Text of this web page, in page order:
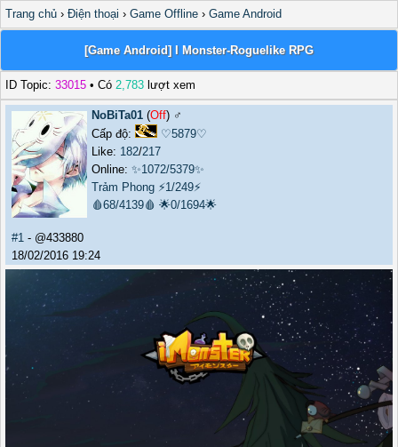
Trang chủ › Điện thoại › Game Offline › Game Android
[Game Android] I Monster-Roguelike RPG
ID Topic: 33015 • Có 2,783 lượt xem
NoBiTa01 (Off) ♂️
Cấp độ:
♡5879♡
Like: 182/217
Online:✨1072/5379✨
Trảm Phong ⚡1/249⚡
🩸68/4139🩸 🌟0/1694🌟
#1 - @433880
18/02/2016 19:24